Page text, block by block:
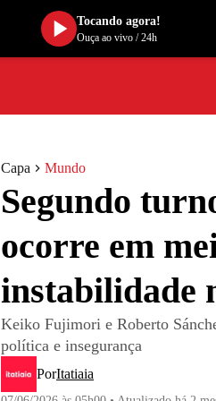
Capa Mundo
Segundo
ocorre em
instabilidade
Keiko Fujimori e Roberto
política e insegurança
PorItatiaia
Tocando agora!
Ouça ao vivo/24h